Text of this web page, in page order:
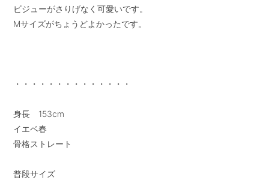
ビジューがさりげなく可愛いです。
Mサイズがちょうどよかったです。
・・・・・・・・・・・・・・
身長　153cm
イエベ春
骨格ストレート
普段サイズ